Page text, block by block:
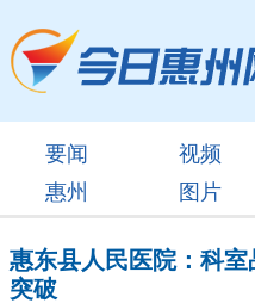
要闻 视频
惠州
图片
惠东县人民医院：科
突破